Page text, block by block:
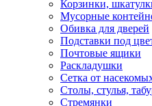
Корзинки,
Мусорные
Обивка для дверей
Подставки под
Почтовые ящики
Раскладушки
Сетка от
Столы, стулья,
Стремянки